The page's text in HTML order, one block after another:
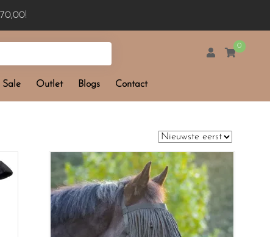
0
Sale Outlet Blogs Contact